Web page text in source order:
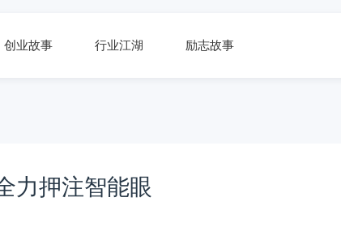
创业故事 行业江湖 励志故事
力押注智能眼